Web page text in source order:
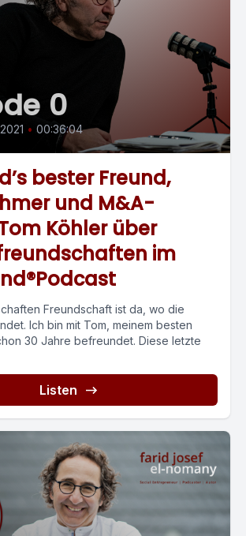
0
• 00:36:04
bester Freund,
und M&A-
Köhler über
im
Freundschaft ist da, wo die
Ich bin mit Tom, meinem besten
30 Jahre befreundet. Diese letzte
Listen